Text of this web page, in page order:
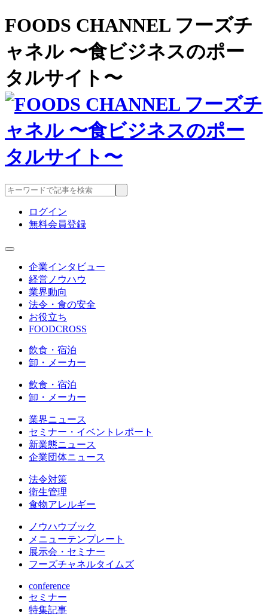
FOODS CHANNEL フーズチ
ャネル 〜食ビジネスのポー
タルサイト〜
ログイン
無料会員登録
企業インタビュー
経営ノウハウ
業界動向
法令・食の安全
お役立ち
FOODCROSS
飲食・宿泊
卸・メーカー
飲食・宿泊
卸・メーカー
業界ニュース
セミナー・イベントレポート
新業態ニュース
企業団体ニュース
法令対策
衛生管理
食物アレルギー
ノウハウブック
メニューテンプレート
展示会・セミナー
フーズチャネルタイムズ
conference
セミナー
特集記事